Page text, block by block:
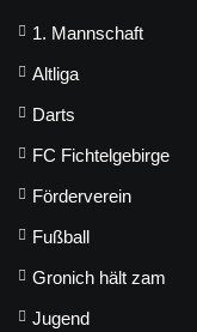
1. Mannschaft
Altliga
Darts
FC Fichtelgebirge
Förderverein
Fußball
Gronich hält zam
Jugend